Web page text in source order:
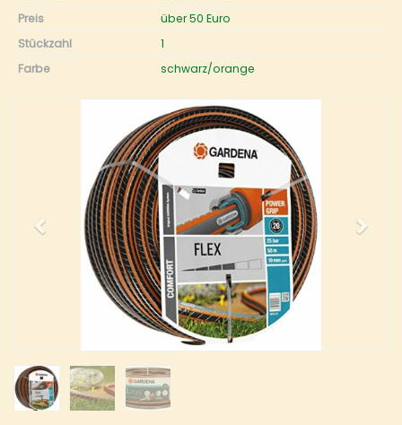
Preis
über 50 Euro
Stückzahl
1
Farbe
schwarz/orange